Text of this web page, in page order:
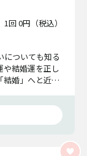
1回 0円（税込）
についても知る
や結婚運を正し
結婚」へと近づ